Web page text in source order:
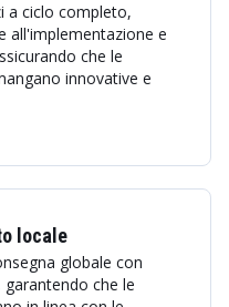
a ciclo completo,
all'implementazione e
che le
innovative e
locale
globale con
che le